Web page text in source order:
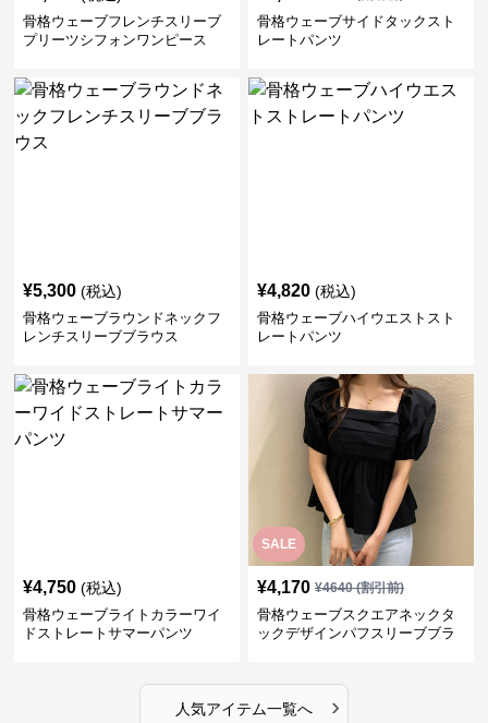
骨格ウェーブフレンチスリーブ
プリーツシフォンワンピース
骨格ウェーブサイドタックスト
レートパンツ
¥5,300 (税込)
骨格ウェーブラウンドネックフ
レンチスリーブブラウス
¥4,820 (税込)
骨格ウェーブハイウエストスト
レートパンツ
¥4,750 (税込)
骨格ウェーブライトカラーワイ
ドストレートサマーパンツ
SALE
¥4,170 ¥4640(割引前)
骨格ウェーブスクエアネックタ
ックデザインパフスリーブブラ
人気アイテム一覧へ ›